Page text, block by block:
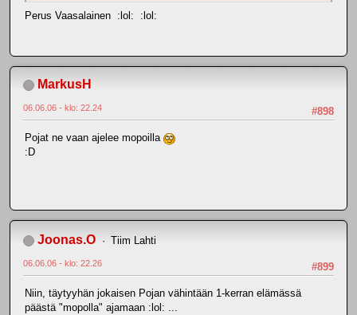
Perus Vaasalainen :lol: :lol:
MarkusH
#898
06.06.06 - klo: 22.24
Pojat ne vaan ajelee mopoilla
:D
Joonas.O Tiim Lahti
#899
06.06.06 - klo: 22.26
Niin, täytyyhän jokaisen Pojan vähintään 1-kerran elämässä
päästä "mopolla" ajamaan :lol: ...